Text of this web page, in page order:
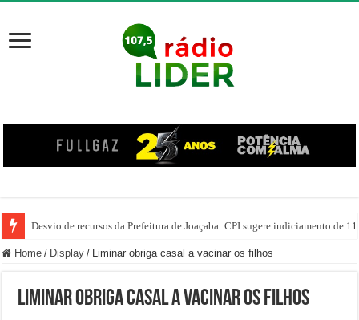
Desvio de recursos da Prefeitura de Joaçaba: CPI sugere indiciamento de 11
PM prende homem por agredir companheira e apreende quase 1 kg de
Home / Display / Liminar obriga casal a vacinar os filhos
Liminar obriga casal a vacinar os filhos